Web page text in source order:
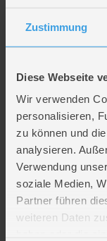
Zustimmung
Diese Webseite
Wir verwenden
personalisieren,
zu können und
analysieren.
Verwendung
soziale Medien,
Partner führen
weiteren Daten
Beschreibung
Geschenktasche
Artikelmerkmale
Farbe
Material